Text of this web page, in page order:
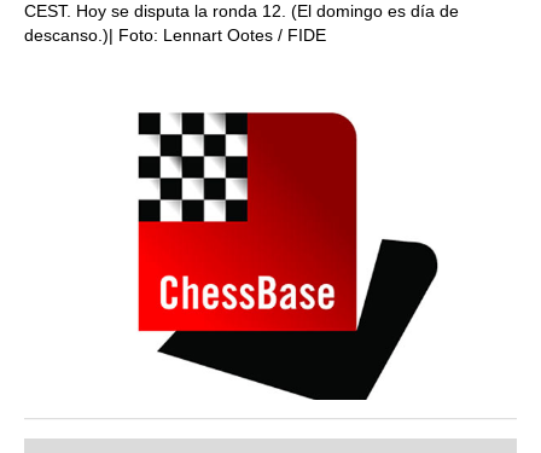
CEST. Hoy se disputa la ronda 12. (El domingo es día de
descanso.)| Foto: Lennart Ootes / FIDE